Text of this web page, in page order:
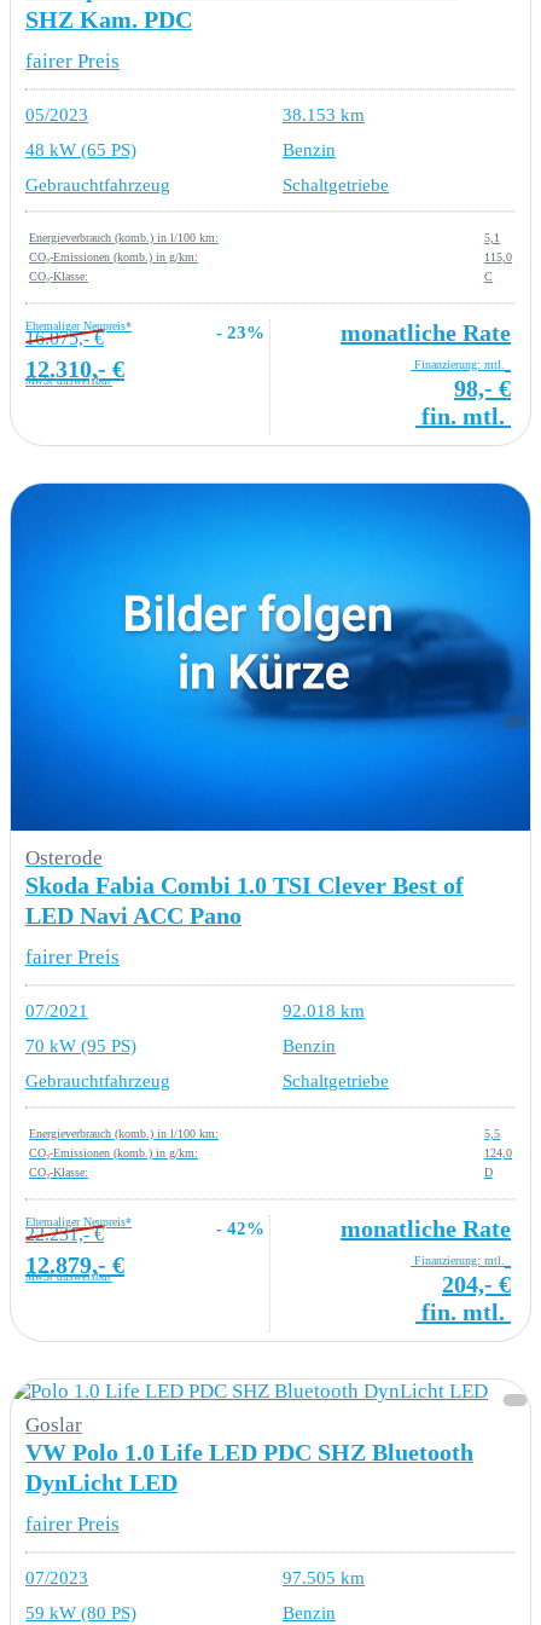
SHZ Kam. PDC
fairer Preis
05/2023
38.153 km
48 kW (65 PS)
Benzin
Gebrauchtfahrzeug
Schaltgetriebe
Energieverbrauch (komb.) in l/100 km:
5,1
CO₂-Emissionen (komb.) in g/km:
115,0
CO₂-Klasse:
C
Ehemaliger Neupreis*
16.075,- € - 23%
12.310,- €
MwSt ausweisbar
monatliche Rate
Finanzierung: mtl.
98,- €
fin. mtl.
Osterode
Skoda Fabia Combi 1.0 TSI Clever Best of
LED Navi ACC Pano
fairer Preis
07/2021
92.018 km
70 kW (95 PS)
Benzin
Gebrauchtfahrzeug
Schaltgetriebe
Energieverbrauch (komb.) in l/100 km:
5,5
CO₂-Emissionen (komb.) in g/km:
124,0
CO₂-Klasse:
D
Ehemaliger Neupreis*
22.231,- € - 42%
12.879,- €
MwSt ausweisbar
monatliche Rate
Finanzierung: mtl.
204,- €
fin. mtl.
Goslar
VW Polo 1.0 Life LED PDC SHZ Bluetooth
DynLicht LED
fairer Preis
07/2023
97.505 km
59 kW (80 PS)
Benzin